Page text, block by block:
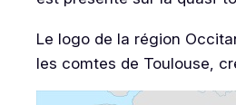
Le logo de la région
les comtes de Toulouse,